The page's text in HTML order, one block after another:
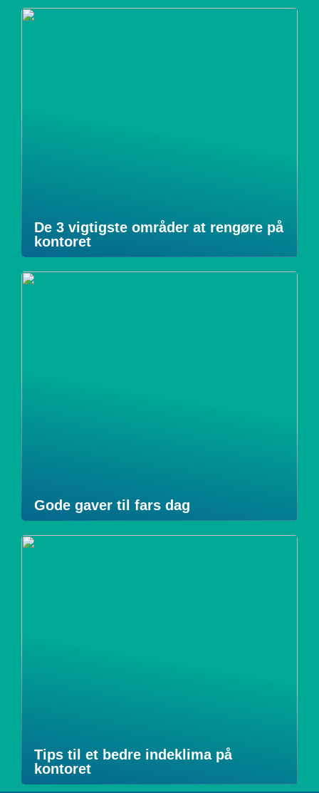
De 3 vigtigste områder at rengøre på
kontoret
Gode gaver til fars dag
Tips til et bedre indeklima på
kontoret